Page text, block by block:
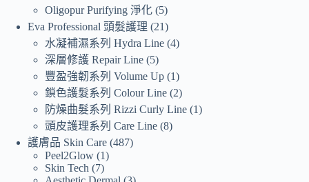
Oligopur Purifying 淨化 5
Eva Professional 頭髮護理
21
水凝補濕系列 Hydra Line 4
深層修護 Repair Line 5
豐盈強韌系列 Volume Up 1
鎖色護髮系列 Colour Line 2
防燥曲髮系列 Rizzi Curly Line 1
頭皮護理系列 Care Line 8
護膚品 Skin Care 487
Peel2Glow 1
Skin Tech
7